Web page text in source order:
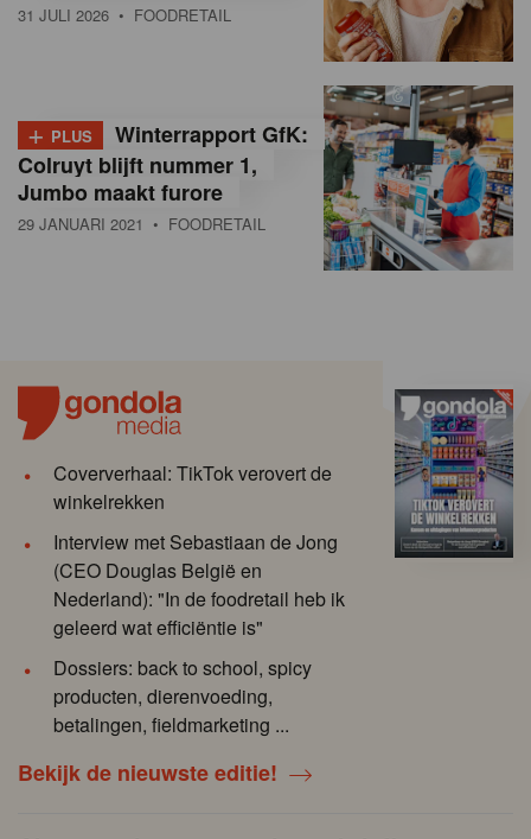
31 JULI 2026 • FOODRETAIL
+ PLUS
Winterrapport GfK:
Colruyt blijft nummer 1,
Jumbo maakt furore
29 JANUARI 2021 • FOODRETAIL
Coververhaal: TikTok verovert de
winkelrekken
Interview met Sebastiaan de Jong
(CEO Douglas België en
Nederland): "In de foodretail heb ik
geleerd wat efficiëntie is"
Dossiers: back to school, spicy
producten, dierenvoeding,
betalingen, fieldmarketing ...
Bekijk de nieuwste editie!